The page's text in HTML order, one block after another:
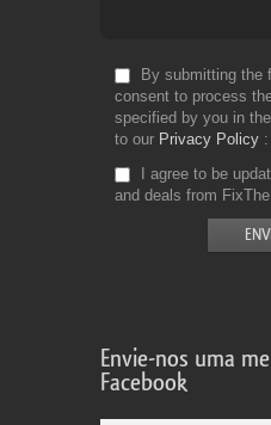
By submitting the
consent to process
specified by you in
to our Privacy Policy
I agree to be
and deals from
Envie-nos uma
Facebook